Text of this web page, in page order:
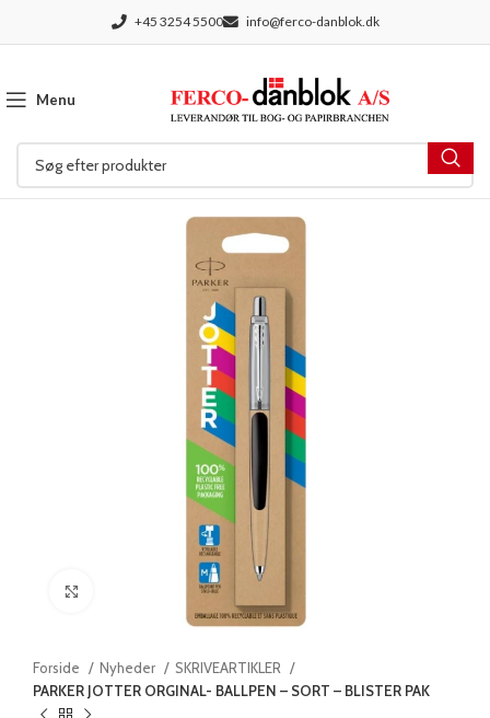
+45 3254 5500 info@ferco-danblok.dk
Menu
Klik for at forstørre
Forside Nyheder
SKRIVEARTIKLER
PARKER JOTTER ORGINAL- BALLPEN – SORT – BLISTER PAK